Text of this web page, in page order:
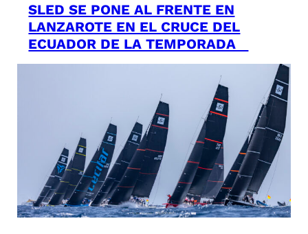
SLED SE PONE AL FRENTE EN
LANZAROTE EN EL CRUCE DEL
ECUADOR DE LA TEMPORADA